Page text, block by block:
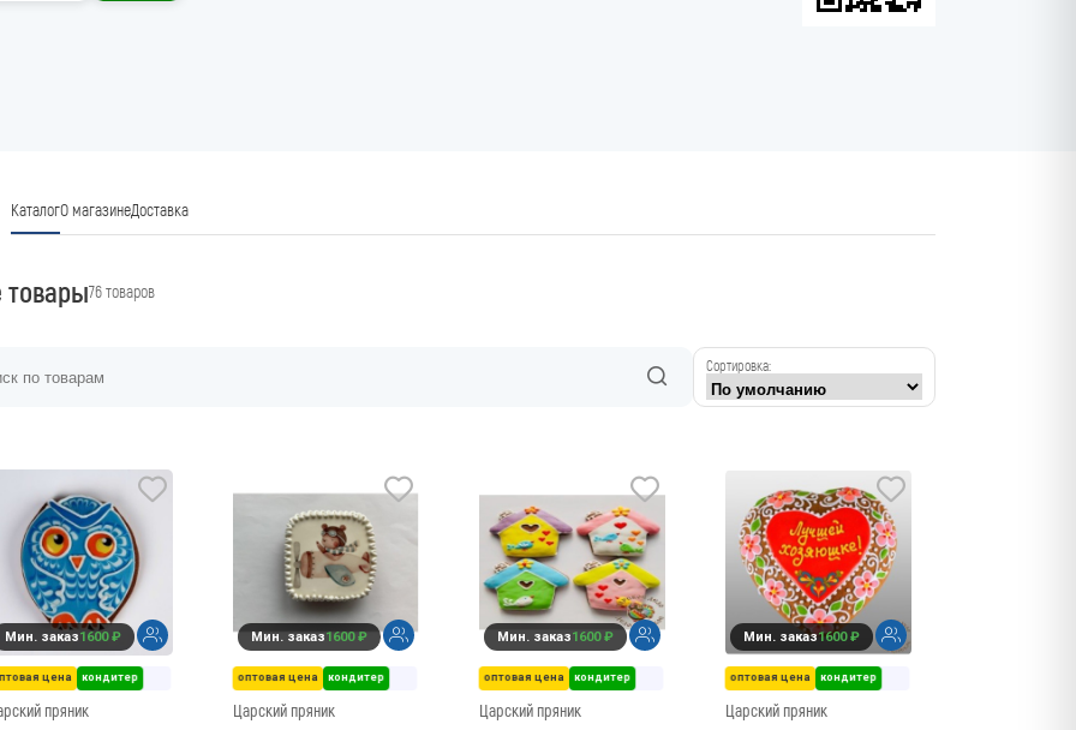
КаталогО магазинеДоставка
товары76 товаров
Сортировка:
Мин. заказ1600 ₽
цена кондитер
пряник
Мин. заказ1600 ₽
оптовая цена кондитер
Царский пряник
Мин. заказ1600 ₽
оптовая цена кондитер
Царский пряник
Мин. заказ1600 ₽
оптовая цена кондитер
Царский пряник